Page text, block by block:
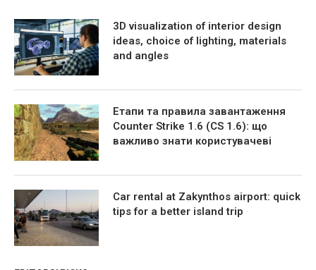
3D visualization of interior design
ideas, choice of lighting, materials
and angles
Етапи та правила завантаження
Counter Strike 1.6 (CS 1.6): що
важливо знати користувачеві
Car rental at Zakynthos airport: quick
tips for a better island trip